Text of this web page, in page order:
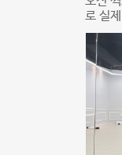
로 실